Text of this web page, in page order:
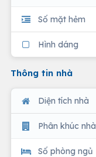
Số mặt hẻm
Hình dáng
Thông tin nhà
Diện tích nhà
Phân khúc nhà
Số phòng ngủ